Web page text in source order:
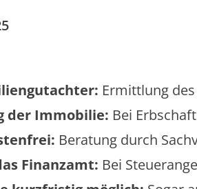
Ermittlung
der Immobilie: Bei
Beratung durch
Finanzamt: Bei